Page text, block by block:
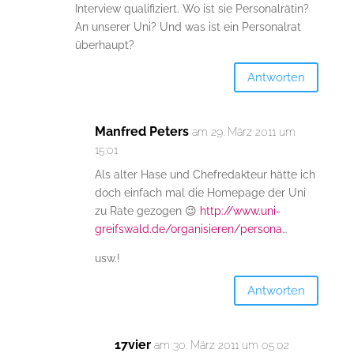
Interview qualifiziert. Wo ist sie Personalrätin?
An unserer Uni? Und was ist ein Personalrat
überhaupt?
Antworten
Manfred Peters am 29. März 2011 um
15:01
Als alter Hase und Chefredakteur hätte ich
doch einfach mal die Homepage der Uni
zu Rate gezogen 😉 http://www.uni-
greifswald.de/organisieren/persona…
usw.!
Antworten
17vier am 30. März 2011 um 05:02